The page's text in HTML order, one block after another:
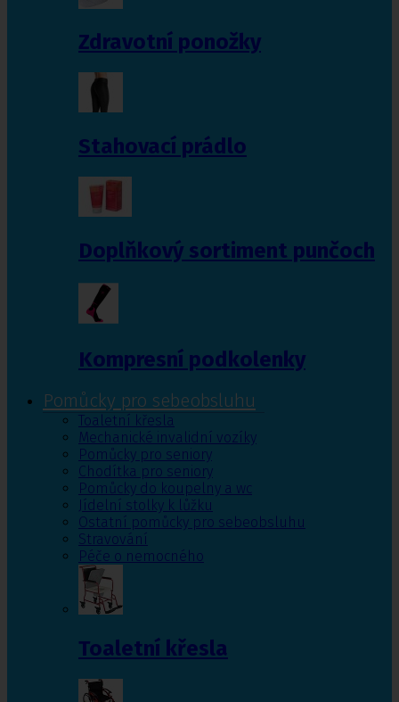
Zdravotní ponožky
Stahovací prádlo
Doplňkový sortiment punčoch
Kompresní podkolenky
Pomůcky pro sebeobsluhu
Toaletní křesla
Mechanické invalidní vozíky
Pomůcky pro seniory
Chodítka pro seniory
Pomůcky do koupelny a wc
Jídelní stolky k lůžku
Ostatní pomůcky pro sebeobsluhu
Stravování
Péče o nemocného
Toaletní křesla